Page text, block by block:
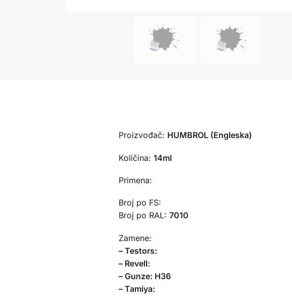
Proizvođač: HUMBROL (Engleska)
Količina: 14ml
Primena:
Broj po FS:
Broj po RAL: 7010
Zamene:
– Testors:
– Revell:
– Gunze: H36
– Tamiya: